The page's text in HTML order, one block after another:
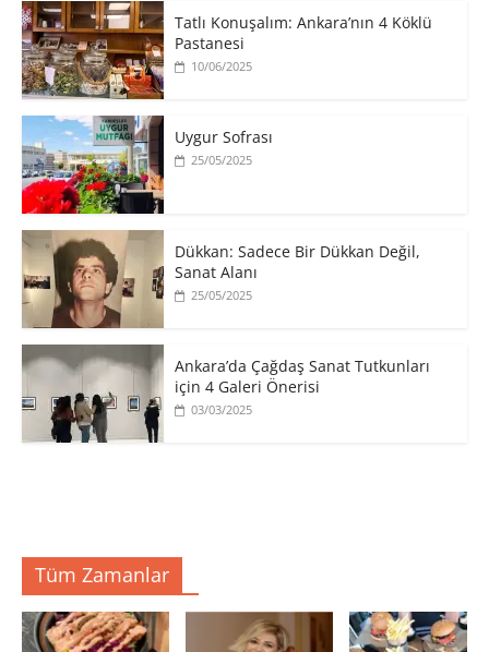
Tatlı Konuşalım: Ankara’nın 4 Köklü
Pastanesi
10/06/2025
Uygur Sofrası
25/05/2025
​Dükkan: Sadece Bir Dükkan Değil,
Sanat Alanı
25/05/2025
Ankara’da Çağdaş Sanat Tutkunları
için 4 Galeri Önerisi
03/03/2025
Tüm Zamanlar